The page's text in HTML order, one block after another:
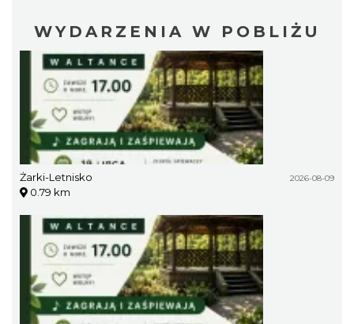
WYDARZENIA W POBLIŻU
Żarki-Letnisko 2026-08-09
0.79 km